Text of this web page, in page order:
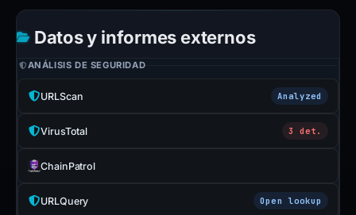
Datos y informes externos
ANÁLISIS DE SEGURIDAD
URLScan Analyzed
VirusTotal 3 det.
ChainPatrol
URLQuery Open lookup